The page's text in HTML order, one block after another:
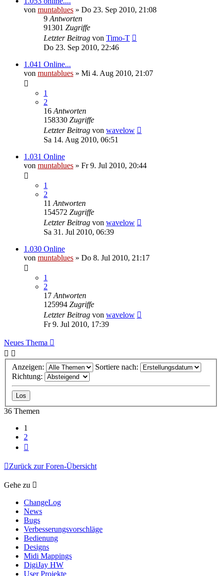
von muntablues » Do 23. Sep 2010, 21:08
9 Antworten
91301 Zugriffe
Letzter Beitrag von Timo-T
Do 23. Sep 2010, 22:46
1.041 Online...
von muntablues » Mi 4. Aug 2010, 21:07
1
2
16 Antworten
158330 Zugriffe
Letzter Beitrag von wavelow
Sa 14. Aug 2010, 06:51
1.031 Online
von muntablues » Fr 9. Jul 2010, 20:44
1
2
11 Antworten
154572 Zugriffe
Letzter Beitrag von wavelow
Sa 31. Jul 2010, 06:39
1.030 Online
von muntablues » Do 8. Jul 2010, 21:17
1
2
17 Antworten
125994 Zugriffe
Letzter Beitrag von wavelow
Fr 9. Jul 2010, 17:39
Neues Thema
Anzeigen:
Sortiere nach:
Richtung:
36 Themen
1
2
Zurück zur Foren-Übersicht
Gehe zu
ChangeLog
News
Bugs
Verbesserungsvorschläge
Bedienung
Designs
Midi Mappings
DigiJay HW
User Projekte